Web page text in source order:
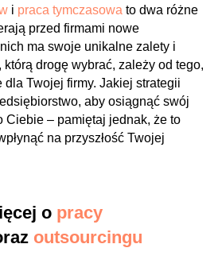
i praca tymczasowa to dwa różne
przed firmami nowe
ma swoje unikalne zalety i
drogę wybrać, zależy od tego,
Twojej firmy. Jakiej strategii
aby osiągnąć swój
Ciebie – pamiętaj jednak, że to
na przyszłość Twojej
o pracy
outsourcingu